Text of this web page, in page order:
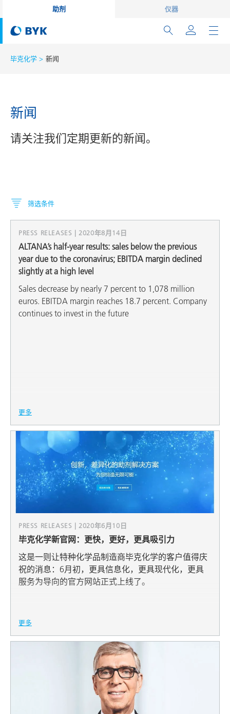
助剂 仪器
毕克化学 新闻
新闻
请关注我们定期更新的新闻。
筛选条件
PRESS RELEASES | 2020年8月14日
ALTANA’s half-year results: sales below the previous
year due to the coronavirus; EBITDA margin declined
slightly at a high level
Sales decrease by nearly 7 percent to 1,078 million
euros. EBITDA margin reaches 18.7 percent. Company
continues to invest in the future
更多
PRESS RELEASES | 2020年6月10日
毕克化学新官网：更快，更好，更具吸引力
这是一则让特种化学品制造商毕克化学的客户值得庆
祝的消息：6月初，更具信息化，更具现代化，更具
服务为导向的官方网站正式上线了。
更多